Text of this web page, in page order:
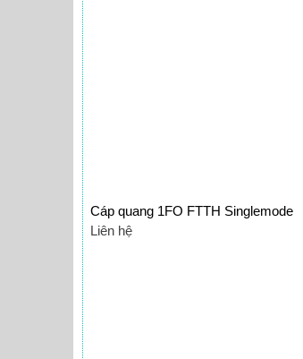
Cáp quang 1FO FTTH Singlemode
Liên hệ